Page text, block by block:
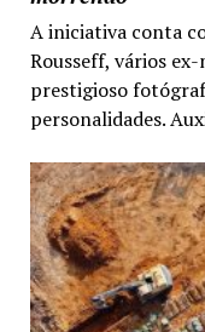
A iniciativa conta
Rousseff, vários
prestigioso
personalidades.